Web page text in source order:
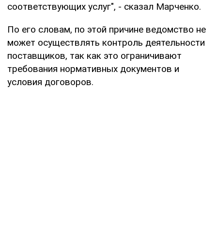
соответствующих услуг", - сказал Марченко.
По его словам, по этой причине ведомство не
может осуществлять контроль деятельности
поставщиков, так как это ограничивают
требования нормативных документов и
условия договоров.